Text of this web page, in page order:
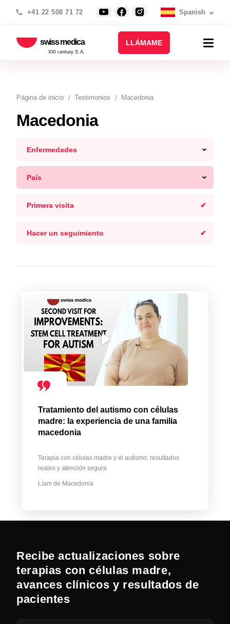
+41 22 508 71 72 Spanish
swiss medica
XXI century S.A.
LLÁMAME
Página de inicio Testimonios Macedonia
Macedonia
Enfermedades
País
Primera visita
Hacer un seguimiento
Tratamiento del autismo con células
madre: la experiencia de una familia
macedonia
Terapia con células madre y el autismo: resultados
reales y atención segura
Liam de Macedonia
Recibe actualizaciones sobre
terapias con células madre,
avances clínicos y resultados de
pacientes